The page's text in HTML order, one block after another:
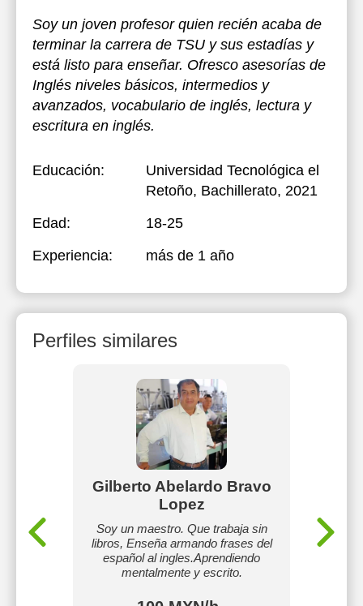
Soy un joven profesor quien recién acaba de
terminar la carrera de TSU y sus estadías y
está listo para enseñar. Ofresco asesorías de
Inglés niveles básicos, intermedios y
avanzados, vocabulario de inglés, lectura y
escritura en inglés.
Educación:
Universidad Tecnológica el
Retoño, Bachillerato, 2021
Edad:
18-25
Experiencia:
más de 1 año
Perfiles similares
Gilberto Abelardo Bravo
Lopez
Soy un maestro. Que trabaja sin
libros, Enseña armando frases del
español al ingles.Aprendiendo
mentalmente y escrito.